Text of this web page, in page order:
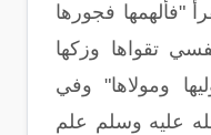
"فألهمها فجورها
تقواها وزكها
ومولاها" وفي
عليه وسلم علم